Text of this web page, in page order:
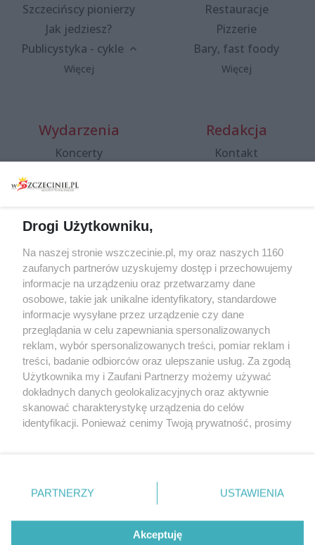
Szczecińscy pionierzy
Jak jedziesz?
Publicystyka - cykle
Więcej
Restauracje
Pizzerie
Bary, fast foody
Więcej
Wydarzenia
Koncerty
Spacery i oprowadzania
targi
Wernisaże
Więcej
Redakcja
Kontakt
Specjalny koncert z okazji
20. urodzin portalu
wSzczecinie.pl
Regulamin konkursów
śniadaniówka "Hej
Szczecin! Jest piątek!"
Partnerzy
Praca Szczecin
© 2026 wSzczecinie.pl
Created by GOD
Drogi Użytkowniku,
Na naszej stronie wszczecinie.pl, my oraz naszych 1160
zaufanych partnerów uzyskujemy dostęp i przechowujemy
informacje na urządzeniu oraz przetwarzamy dane
osobowe, takie jak unikalne identyfikatory, standardowe
informacje wysyłane przez urządzenie czy dane
przeglądania w celu zapewniania spersonalizowanych
reklam, wybór spersonalizowanych treści, pomiar reklam i
treści, badanie odbiorców oraz ulepszanie usług. Za zgodą
Użytkownika my i Zaufani Partnerzy możemy używać
dokładnych danych geolokalizacyjnych oraz aktywnie
skanować charakterystykę urządzenia do celów
identyfikacji. Ponieważ cenimy Twoją prywatność, prosimy
prywatności znajdujący się w lewym dolnym rogu strony
. Niektóre rodzaje przetwarzania danych nie wymagają
takiemu przetwarzaniu. Preferencje będą miały
PARTNERZY USTAWIENIA
Akceptuję